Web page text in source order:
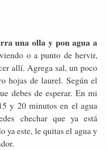
una olla y pon agua a
o a punto de hervir,
allí. Agrega sal, un poco
hojas de laurel. Según el
debes de esperar. En mi
y 20 minutos en el agua
chechar que ya está
ya este, le quitas el agua y